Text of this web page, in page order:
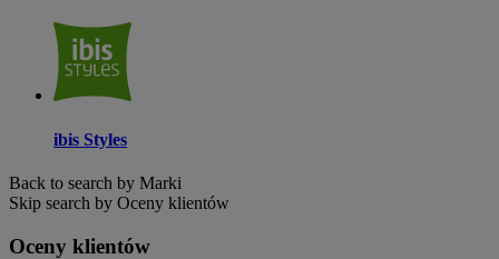
ibis Styles
Back to search by Marki
Skip search by Oceny klientów
Oceny klientów